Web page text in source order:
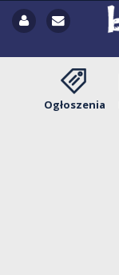
Ogłoszenia